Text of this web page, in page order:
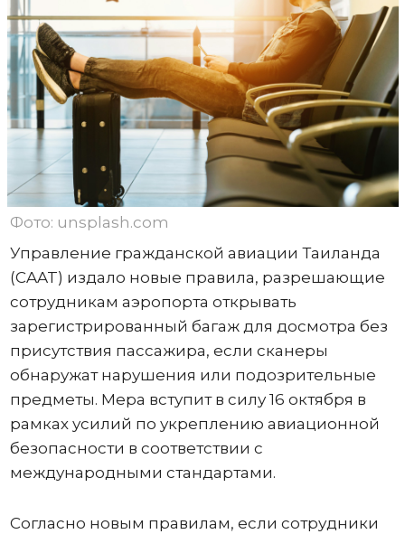
Фото: unsplash.com
Управление гражданской авиации Таиланда
(CAAT) издало новые правила, разрешающие
сотрудникам аэропорта открывать
зарегистрированный багаж для досмотра без
присутствия пассажира, если сканеры
обнаружат нарушения или подозрительные
предметы. Мера вступит в силу 16 октября в
рамках усилий по укреплению авиационной
безопасности в соответствии с
международными стандартами.
Согласно новым правилам, если сотрудники